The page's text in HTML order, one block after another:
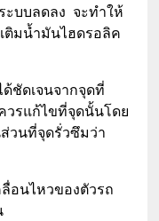
บลดลง จะทำให้
ติมน้ำมันไฮดรอลิค
ดเจนจากจุดที่
วรแก้ไขที่จุดนั้นโดย
วนที่จุดรั่วซึมว่า
นไหวของตัวรถ